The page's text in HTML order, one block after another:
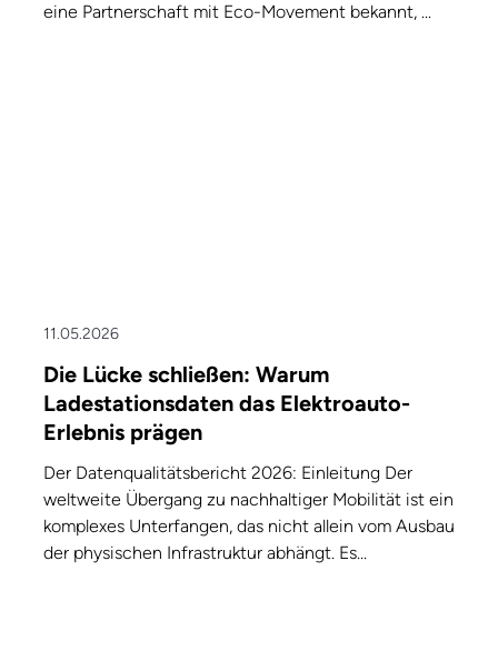
eine Partnerschaft mit Eco-Movement bekannt, ...
11.05.2026
Die Lücke schließen: Warum
Ladestationsdaten das Elektroauto-
Erlebnis prägen
Der Datenqualitätsbericht 2026: Einleitung Der
weltweite Übergang zu nachhaltiger Mobilität ist ein
komplexes Unterfangen, das nicht allein vom Ausbau
der physischen Infrastruktur abhängt. Es...